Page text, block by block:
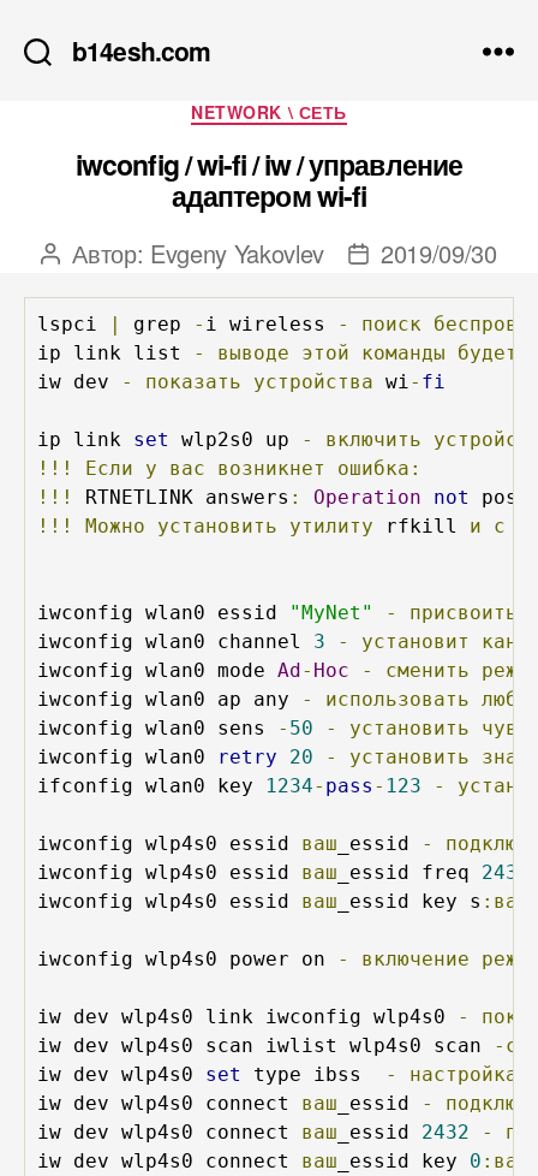
b14esh.com
Рубрики
NETWORK \ СЕТЬ
iwconfig / wi-fi / iw / управление
адаптером wi-fi
Автор
записи
Автор: Evgeny Yakovlev
Дата
записи
2019/09/30
lspci | grep - i wireless - поиск
ip link list
- выводе этой команды будет
iw dev
- показать устройства wi - fi
ip link set wlp2s0 up - включить
!!!
Если у вас возникнет
ошибка:
!!!
RTNETLINK answers : Operation not
!!!
Можно установить утилиту rfkill и с
iwconfig wlan0 essid "MyNet" - присвоить
iwconfig wlan0 channel 3 - установит
iwconfig wlan0 mode Ad- Hoc - сменить
iwconfig wlan0 ap any
- использовать
iwconfig wlan0 sens
- 50 - установить
iwconfig wlan0
retry 20 - установить
ifconfig wlan0 key
1234- pass - 123 -
iwconfig wlp4s0 essid ваш _essid -
iwconfig wlp4s0 essid ваш _essid freq
iwconfig wlp4s0 essid ваш _essid key s :ваш
iwconfig wlp4s0 power on - включение
iw dev wlp4s0 link iwconfig wlp4s0 -
iw dev wlp4s0 scan iwlist wlp4s0 scan
-
iw dev wlp4s0 set type ibss - настройка
iw dev wlp4s0 connect ваш _essid -
iw dev wlp4s0 connect ваш _essid 2432 -
iw dev wlp4s0 connect ваш _essid key 0 :ваш